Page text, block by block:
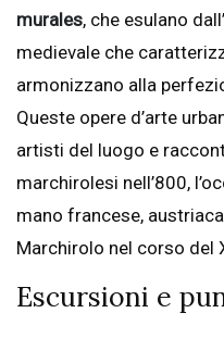
murales, che esulano
medievale che
armonizzano alla
Queste opere d’arte
artisti del luogo e
marchirolesi nell’800,
mano francese,
Marchirolo nel corso del
Escursioni e